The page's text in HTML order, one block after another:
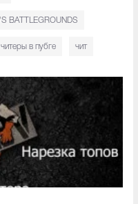
BATTLEGROUNDS
читеры в пубге чит